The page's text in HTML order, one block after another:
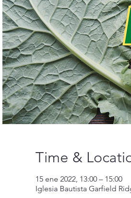
Time &
15 ene 2022, 13:00 – 15:00
Iglesia Bautista Garfield